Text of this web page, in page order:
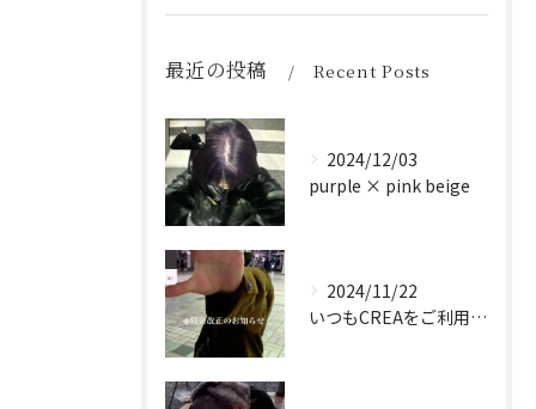
最近の投稿 Recent Posts
2024/12/03
purple × pink beige
2024/11/22
いつもCREAをご利用頂き誠に有難う御座います！